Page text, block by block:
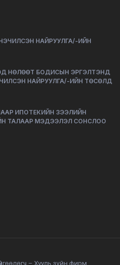
НАЙРУУЛГА/-ИЙН
НӨЛӨӨТ БОДИСЫН ЭРГЭЛТЭНД
НАЙРУУЛГА/-ИЙН ТӨСӨЛД
ИПОТЕКИЙН ЗЭЭЛИЙН
ТАЛААР МЭДЭЭЛЭЛ СОНСЛОО
– Хууль зүйн фирм.